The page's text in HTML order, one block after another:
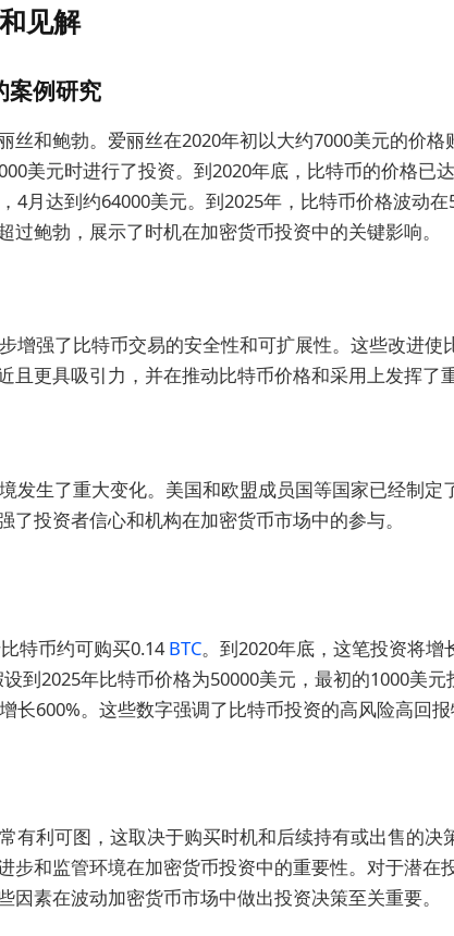
见解
案例研究
丝和鲍勃。爱丽丝在2020年初以大约7000美元的价格
美元时进行了投资。到2020年底，比特币的价格已
4月达到约64000美元。到2025年，比特币价格波动在
过鲍勃，展示了时机在加密货币投资中的关键影响。
增强了比特币交易的安全性和可扩展性。这些改进使
且更具吸引力，并在推动比特币价格和采用上发挥了
发生了重大变化。美国和欧盟成员国等国家已经制定
了投资者信心和机构在加密货币市场中的参与。
特币约可购买0.14BTC。到2020年底，这笔投资将增
到2025年比特币价格为50000美元，最初的1000美元
长600%。这些数字强调了比特币投资的高风险高回报
有利可图，这取决于购买时机和后续持有或出售的决
步和监管环境在加密货币投资中的重要性。对于潜在
因素在波动加密货币市场中做出投资决策至关重要。